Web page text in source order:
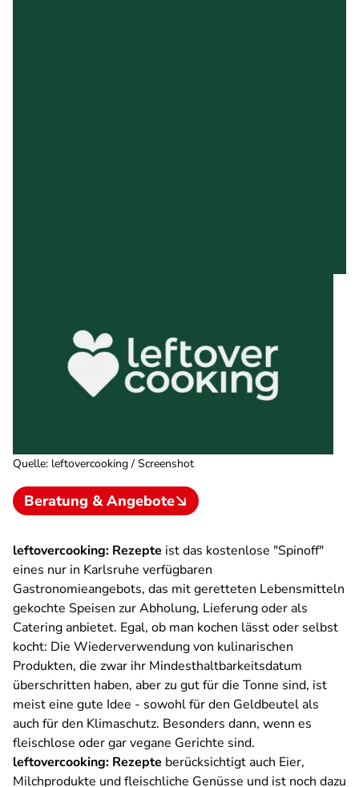
Quelle: leftovercooking / Screenshot
Beratung & Angebote
leftovercooking: Rezepte ist das kostenlose "Spinoff"
eines nur in Karlsruhe verfügbaren
Gastronomieangebots, das mit geretteten Lebensmitteln
gekochte Speisen zur Abholung, Lieferung oder als
Catering anbietet. Egal, ob man kochen lässt oder selbst
kocht: Die Wiederverwendung von kulinarischen
Produkten, die zwar ihr Mindesthaltbarkeitsdatum
überschritten haben, aber zu gut für die Tonne sind, ist
meist eine gute Idee - sowohl für den Geldbeutel als
auch für den Klimaschutz. Besonders dann, wenn es
fleischlose oder gar vegane Gerichte sind.
leftovercooking: Rezepte berücksichtigt auch Eier,
Milchprodukte und fleischliche Genüsse und ist noch dazu